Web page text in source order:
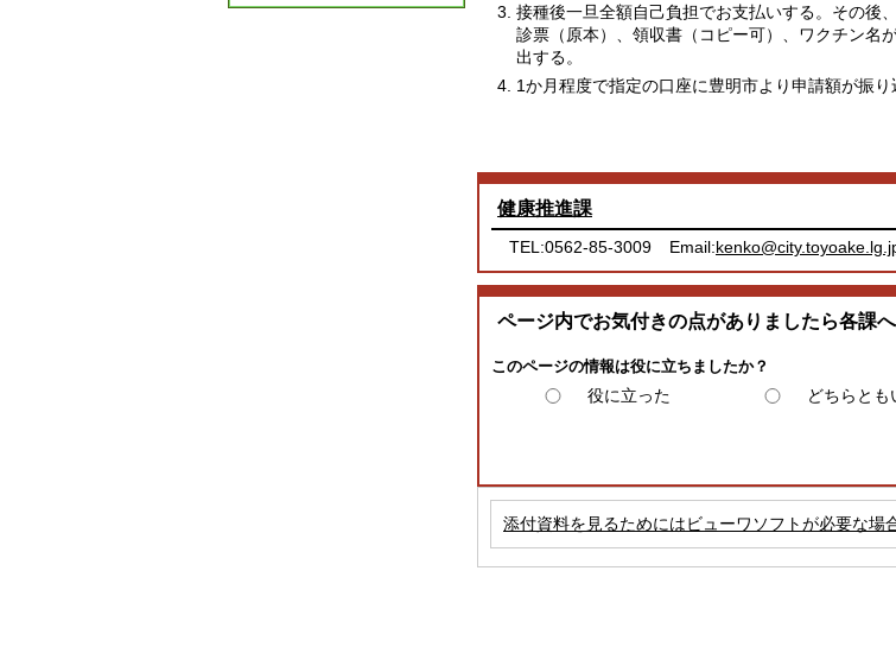
接種後一旦全額自己負担でお支払いする。その後
診票（原本）、領収書（コピー可）、ワクチン名
出する。
1か月程度で指定の口座に豊明市より申請額が振り
健康推進課
TEL:0562-85-3009 Email:
ページ内でお気付きの点がありましたら各課
このページの情報は役に立ちましたか？
役に立った どちらとも
添付資料を見るためにはビューワソフトが必要な場